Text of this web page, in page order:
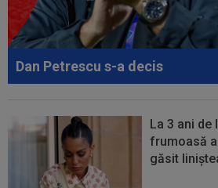
Dan Petrescu s-a decis
La 3 ani de
frumoasă
găsit